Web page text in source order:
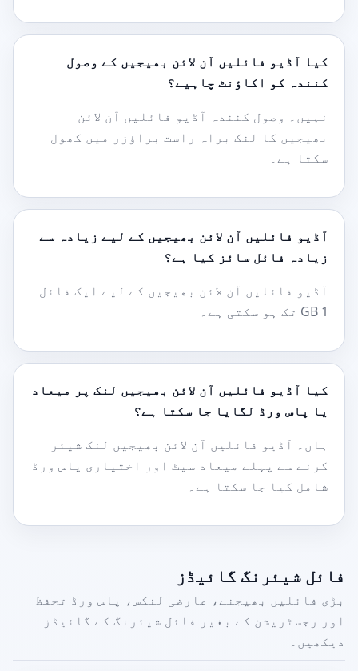
کیا آڈیو فائلیں آن لائن بھیجیں کے وصول
کنندہ کو اکاؤنٹ چاہیے؟
نہیں۔ وصول کنندہ آڈیو فائلیں آن لائن
بھیجیں کا لنک براہ راست براؤزر میں کھول
سکتا ہے۔
آڈیو فائلیں آن لائن بھیجیں کے لیے زیادہ سے
زیادہ فائل سائز کیا ہے؟
آڈیو فائلیں آن لائن بھیجیں کے لیے ایک فائل
1 GB تک ہو سکتی ہے۔
کیا آڈیو فائلیں آن لائن بھیجیں لنک پر میعاد
یا پاس ورڈ لگایا جا سکتا ہے؟
ہاں۔ آڈیو فائلیں آن لائن بھیجیں لنک شیئر
کرنے سے پہلے میعاد سیٹ اور اختیاری پاس ورڈ
شامل کیا جا سکتا ہے۔
فائل شیئرنگ گائیڈز
بڑی فائلیں بھیجنے، عارضی لنکس، پاس ورڈ تحفظ
اور رجسٹریشن کے بغیر فائل شیئرنگ کے گائیڈز
دیکھیں۔